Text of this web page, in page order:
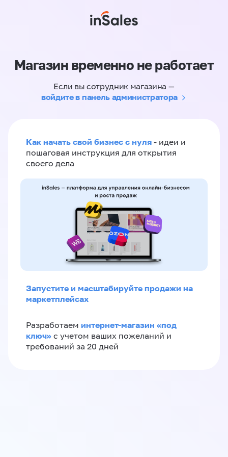
Магазин временно не работает
Если вы сотрудник магазина —
войдите в панель администратора
Как начать свой бизнес с нуля - идеи и
пошаговая инструкция для открытия
своего дела
Запустите и масштабируйте продажи на
маркетплейсах
Разработаем интернет-магазин «‎под
ключ»‎ с учетом ваших пожеланий и
требований за 20 дней